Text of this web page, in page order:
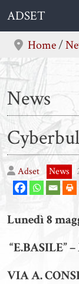
Skip
content
ADSET
Home/
News
Adset News
Lunedì 8
“E.BASILE”
VIA A.